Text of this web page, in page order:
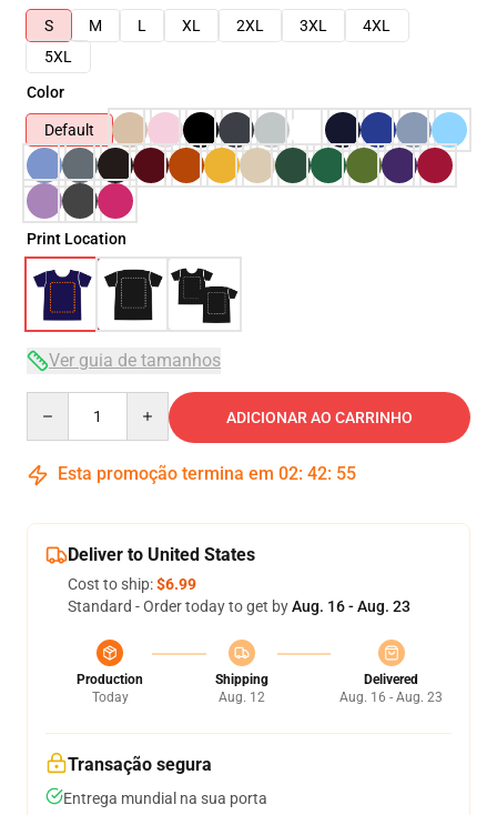
S
M L XL 2XL 3XL
4XL
5XL
Color
Default
Print Location
Ver guia de tamanhos
ADICIONAR AO CARRINHO
Esta promoção termina em 02: 42: 54
Deliver to United States
Cost to ship:$6.99
Standard - Order today to get byAug. 16 - Aug. 23
Production
Today
Shipping
Aug. 12
Delivered
Aug. 16 - Aug. 23
Transação segura
Entrega mundial na sua porta